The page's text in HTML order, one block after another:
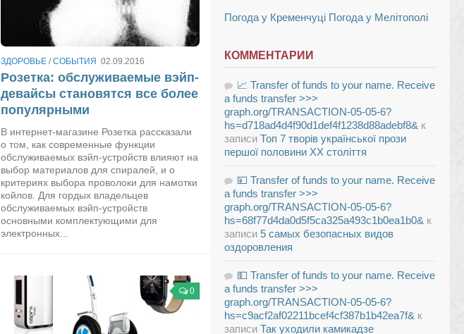
ЗДОРОВЬЕ /СОБЫТИЯ 02.09.2016
Розетка: обслуживаемые вэйп-
девайсы становятся все более
популярными
В интернет-магазине Розетка рассказали
о том, как современные функции
обслуживаемых вэйп-устройств влияют на
выбор материалов для спиралей, и о
критериях выбора проволоки для намотки
койлов. Для гордых владельцев
обслуживаемых вэйп-устройств
основными комплектующими для
электронных...
0
Погода у Кременчуці Погода у Мелітополі
КОММЕНТАРИИ
📈 Transfer of funds to your name. Receive
a funds transfer >>>
graph.org/TRANSACTION-05-05-6?
hs=d718ad4d4f90d1def4f1238d88adebf8& к
записи Топ 7 творів української прози
першої половини XX століття
💴 Transfer of funds to your name. Receive
a funds transfer >>>
graph.org/TRANSACTION-05-05-6?
hs=68f77d4da0d5f5ca325a493c1b0ea1b0& к
записи 5 самых безопасных видов
оздоровления
💵 Transfer of funds to your name. Receive
a funds transfer >>>
graph.org/TRANSACTION-05-05-6?
hs=c9acf2af02211bcef4cf387b1b42ea7f& к
записи Так уходили камикадзе